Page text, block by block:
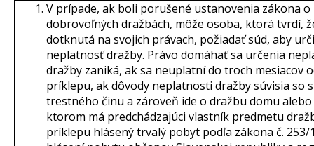
V prípade, ak boli porušené ustanovenia zákona o
dobrovoľných dražbách, môže osoba, ktorá tvrdí,
dotknutá na svojich právach, požiadať súd, aby
neplatnosť dražby. Právo domáhať sa určenia
dražby zaniká, ak sa neuplatní do troch mesiacov
príklepu, ak dôvody neplatnosti dražby súvisia so
trestného činu a zároveň ide o dražbu domu
ktorom má predchádzajúci vlastník predmetu
príklepu hlásený trvalý pobyt podľa zákona č. 253/